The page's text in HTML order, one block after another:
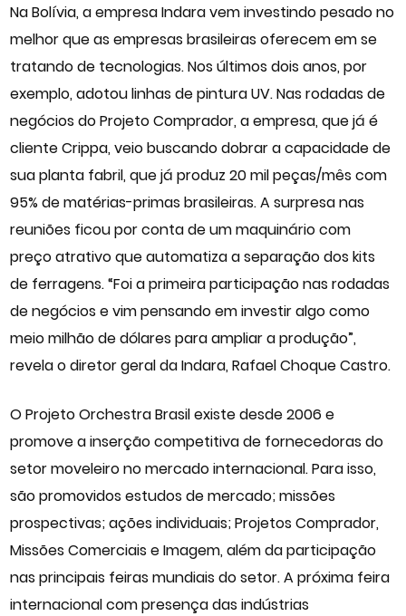
Na Bolívia, a empresa Indara vem investindo pesado no
melhor que as empresas brasileiras oferecem em se
tratando de tecnologias. Nos últimos dois anos, por
exemplo, adotou linhas de pintura UV. Nas rodadas de
negócios do Projeto Comprador, a empresa, que já é
cliente Crippa, veio buscando dobrar a capacidade de
sua planta fabril, que já produz 20 mil peças/mês com
95% de matérias-primas brasileiras. A surpresa nas
reuniões ficou por conta de um maquinário com
preço atrativo que automatiza a separação dos kits
de ferragens. “Foi a primeira participação nas rodadas
de negócios e vim pensando em investir algo como
meio milhão de dólares para ampliar a produção”,
revela o diretor geral da Indara, Rafael Choque Castro.
O Projeto Orchestra Brasil existe desde 2006 e
promove a inserção competitiva de fornecedoras do
setor moveleiro no mercado internacional. Para isso,
são promovidos estudos de mercado; missões
prospectivas; ações individuais; Projetos Comprador,
Missões Comerciais e Imagem, além da participação
nas principais feiras mundiais do setor. A próxima feira
internacional com presença das indústrias